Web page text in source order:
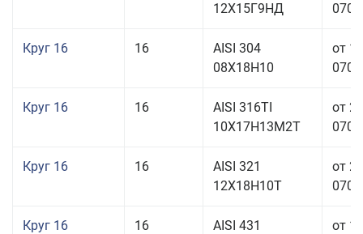
12Х15Г9НД
Круг 16 16
AISI 304
08Х18Н10
от
Круг 16 16
AISI 316TI
10Х17Н13М2Т
от
Круг 16 16
AISI 321
12Х18Н10Т
от
Круг 16 16
AISI 431
от